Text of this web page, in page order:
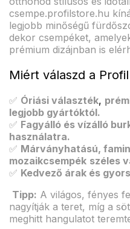
csempe.profilstore.hu
legjobb minőségű
dekor csempéket,
prémium dizájnban is
Miért válaszd a
✅ Óriási választék,
legjobb gyártóktól.
✅ Fagyálló és vízálló
használatra.
✅ Márványhatású,
mozaikcsempék széles
✅ Kedvező árak és
Tipp: A világos, fényes
nagyítják a teret, míg a
meghitt hangulatot